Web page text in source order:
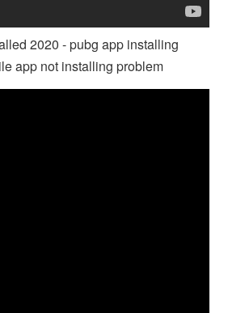
2020 - pubg app installing
app not installing problem